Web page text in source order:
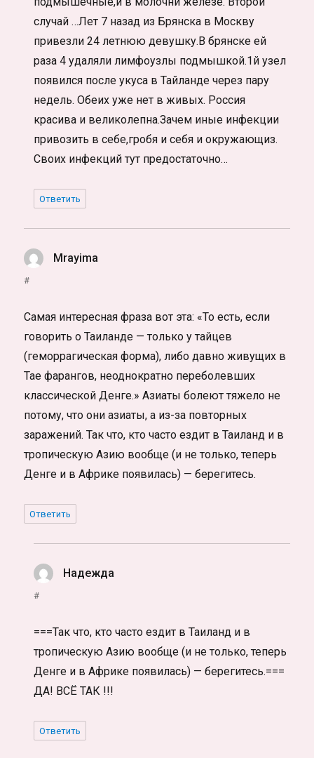
случай …Лет 7 назад из Брянска в Москву
привезли 24 летнюю девушку.В брянске ей
раза 4 удаляли лимфоузлы подмышкой.1й узел
появился после укуса в Тайланде через пару
недель. Обеих уже нет в живых. Россия
красива и великолепна.Зачем иные инфекции
привозить в себе,гробя и себя и окружающиз.
Своих инфекций тут предостаточно…
Ответить
Mrayima
#
Самая интересная фраза вот эта: «То есть, если
говорить о Таиланде — только у тайцев
(геморрагическая форма), либо давно живущих в
Тае фарангов, неоднократно переболевших
классической Денге.» Азиаты болеют тяжело не
потому, что они азиаты, а из-за повторных
заражений. Так что, кто часто ездит в Таиланд и в
тропическую Азию вообще (и не только, теперь
Денге и в Африке появилась) — берегитесь.
Ответить
Надежда
#
===Так что, кто часто ездит в Таиланд и в
тропическую Азию вообще (и не только, теперь
Денге и в Африке появилась) — берегитесь.===
ДА! ВСЁ ТАК !!!
Ответить